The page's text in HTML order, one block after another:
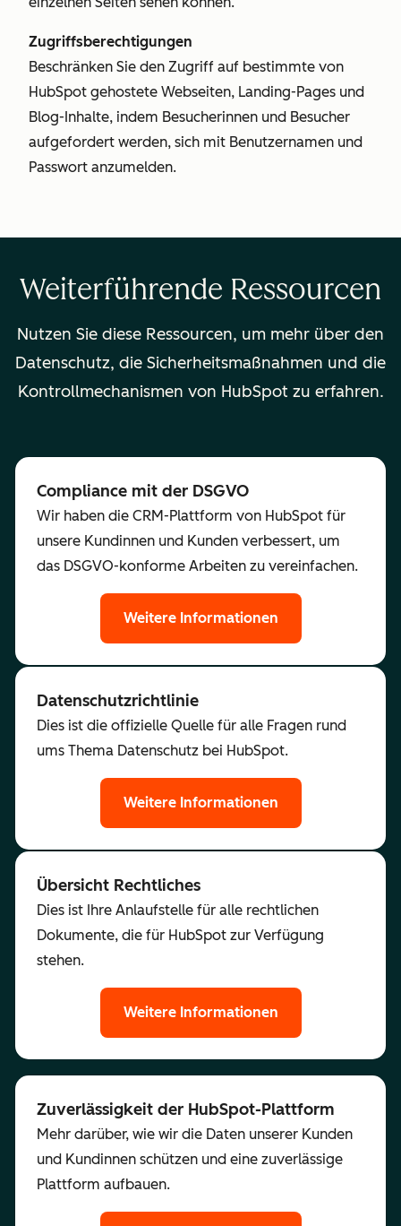
Zugriffsberechtigungen
Beschränken Sie den Zugriff auf bestimmte von
HubSpot gehostete Webseiten, Landing-Pages und
Blog-Inhalte, indem Besucherinnen und Besucher
aufgefordert werden, sich mit Benutzernamen und
Passwort anzumelden.
Weiterführende Ressourcen
Nutzen Sie diese Ressourcen, um mehr über den
Datenschutz, die Sicherheitsmaßnahmen und die
Kontrollmechanismen von HubSpot zu erfahren.
Compliance mit der DSGVO
Wir haben die CRM-Plattform von HubSpot für
unsere Kundinnen und Kunden verbessert, um
das DSGVO-konforme Arbeiten zu vereinfachen.
Weitere Informationen
Datenschutzrichtlinie
Dies ist die offizielle Quelle für alle Fragen rund
ums Thema Datenschutz bei HubSpot.
Weitere Informationen
Übersicht Rechtliches
Dies ist Ihre Anlaufstelle für alle rechtlichen
Dokumente, die für HubSpot zur Verfügung
stehen.
Weitere Informationen
Zuverlässigkeit der HubSpot-Plattform
Mehr darüber, wie wir die Daten unserer Kunden
und Kundinnen schützen und eine zuverlässige
Plattform aufbauen.